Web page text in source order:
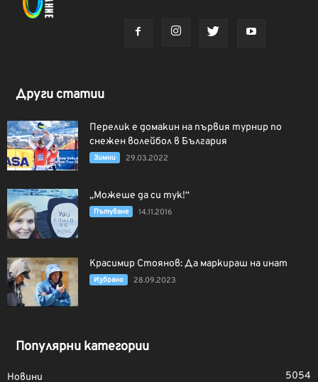
Други статии
Перелик е домакин на първия турнир по
снежен волейбол в България
Зимни 29.03.2022
„Можеше да си тук!“
Пътуване 14.11.2016
Красимир Стоянов: Да маркираш на инат
Избрано 28.09.2023
Популярни категории
Новини 5054